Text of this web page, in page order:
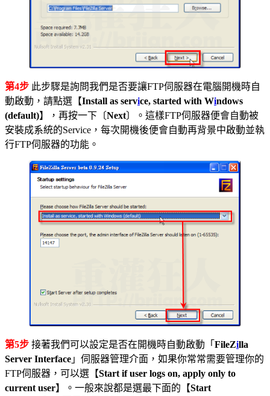
第4步 此步驟是詢問我們是否要讓FTP伺服器在電腦開機時自
動啟動，請點選【Install as service, started with Windows
(default)】，再按一下〔Next〕。這樣FTP伺服器便會自動被
安裝成系統的Service，每次開機後便會自動再背景中啟動並執
行FTP伺服器的功能。
第5步 接著我們可以設定是否在開機時自動啟動「 FileZilla
Server Interface 」伺服器管理介面，如果你常常需要管理你的
FTP伺服器，可以選【Start if user logs on, apply only to
current user】。一般來說都是選最下面的【Start